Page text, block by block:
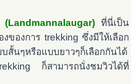
(Landmannalaugar) ที่นี่เป็น
งของการ trekking ซึ่งมีให้เลือก
สั้นๆหรือแบบยาวๆก็เลือกกันได้
ก็สามารถนั่งชมวิวได้ที่